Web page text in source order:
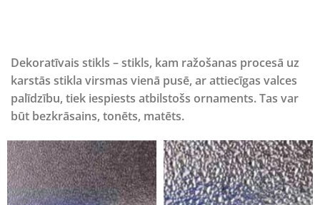
Dekoratīvais stikls – stikls, kam ražošanas procesā uz
karstās stikla virsmas vienā pusē, ar attiecīgas valces
palīdzību, tiek iespiests atbilstošs ornaments. Tas var
būt bezkrāsains, tonēts, matēts.